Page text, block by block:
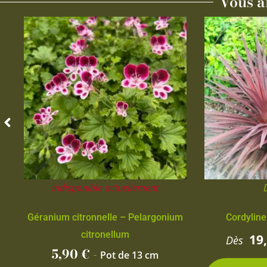
Indisponible actuellement
Géranium citronnelle – Pelargonium
citronellum
5,90€ - Pot de 13 cm
Dès